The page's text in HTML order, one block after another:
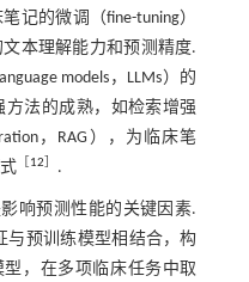
记的微调（fine-tuning）
本理解能力和预测精度.
models，LLMs）的
法的成熟，如检索增强
，RAG），为临床笔
［ 12 .
响预测性能的关键因素.
与预训练模型相结合，构
型，在多项临床任务中取